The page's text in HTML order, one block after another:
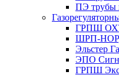
ПЭ трубы
ГРПШ
ШРП-
Эльстер
ЭПО
ГРПШ